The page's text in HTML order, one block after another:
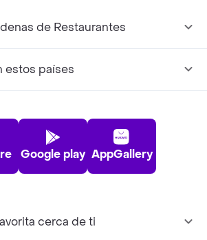
de Restaurantes
estos países
Google play AppGallery
cerca de ti